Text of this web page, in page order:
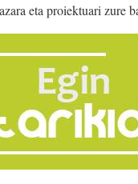
eta proiektuari zure